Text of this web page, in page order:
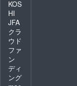
KOS
HI
JFA
クラ
ウド
ファ
ン
ディ
ング